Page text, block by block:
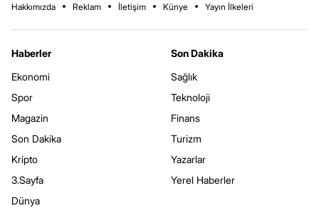
Hakkımızda Reklam İletişim Künye Yayın İlkeleri
Haberler
Ekonomi
Spor
Magazin
Son Dakika
Kripto
3.Sayfa
Dünya
Son Dakika
Sağlık
Teknoloji
Finans
Turizm
Yazarlar
Yerel Haberler